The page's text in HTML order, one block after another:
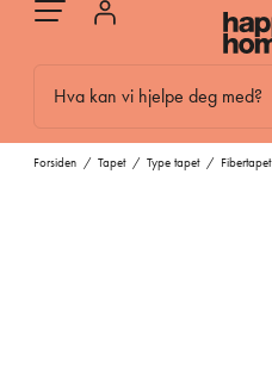
Hva kan vi hjelpe deg med?
Forsiden / Tapet / Type tapet / Fibertapet